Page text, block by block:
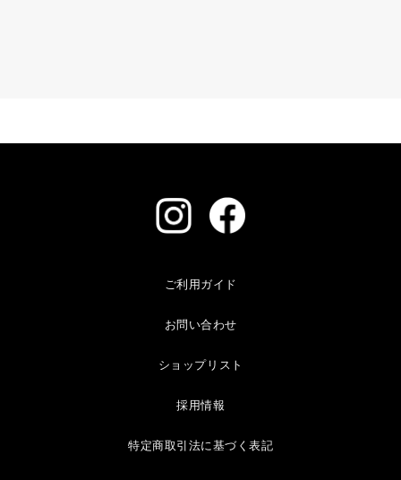
ご利用ガイド
お問い合わせ
ショップリスト
採用情報
特定商取引法に基づく表記